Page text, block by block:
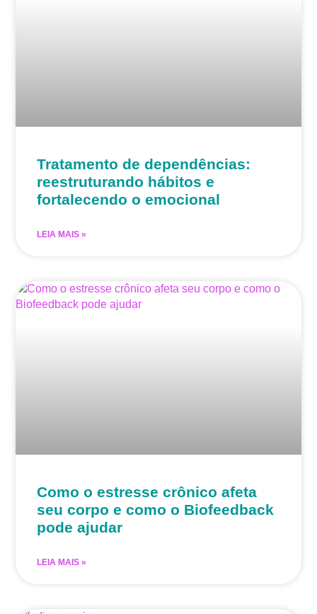
Tratamento de dependências:
reestruturando hábitos e
fortalecendo o emocional
LEIA MAIS »
Como o estresse crônico afeta
seu corpo e como o Biofeedback
pode ajudar
LEIA MAIS »